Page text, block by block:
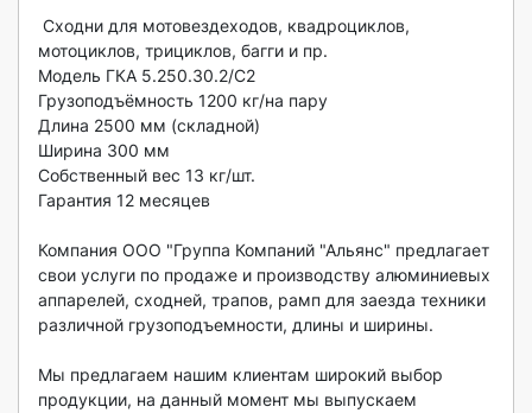
мотоциклов, трициклов, багги и пр.
Модель ГКА 5.250.30.2/С2
Грузоподъёмность 1200 кг/на пару
Длина 2500 мм (складной)
Ширина 300 мм
Собственный вес 13 кг/шт.
Гарантия 12 месяцев
Компания ООО "Группа Компаний "Альянс" предлагает
свои услуги по продаже и производству алюминиевых
аппарелей, сходней, трапов, рамп для заезда техники
различной грузоподъемности, длины и ширины.
Мы предлагаем нашим клиентам широкий выбор
продукции, на данный момент мы выпускаем